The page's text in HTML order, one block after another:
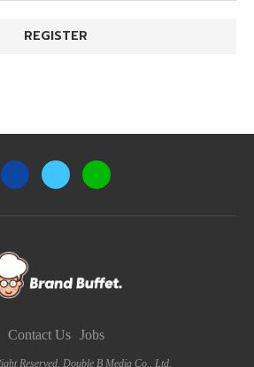
Contact Us Jobs
Reserved. Double B Media Co., Ltd.